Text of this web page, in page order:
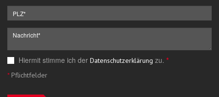
Hiermit stimme ich der Datenschutzerklärung zu. *
*Pflichtfelder